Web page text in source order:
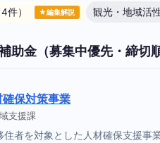
件） ★編集解説 観光・地域活
助金（募集中優先・締切順
保対策事業
支援課
者を対象とした人材確保支援事